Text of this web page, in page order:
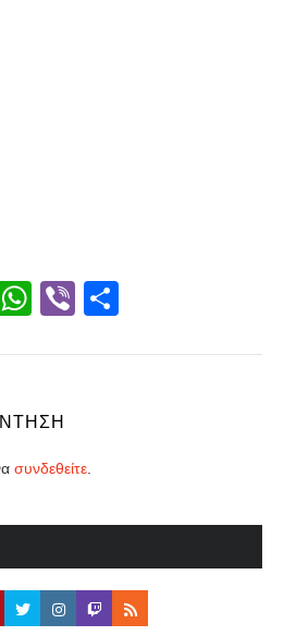
LinkedIn
WhatsApp
Viber
συνδεθείτε